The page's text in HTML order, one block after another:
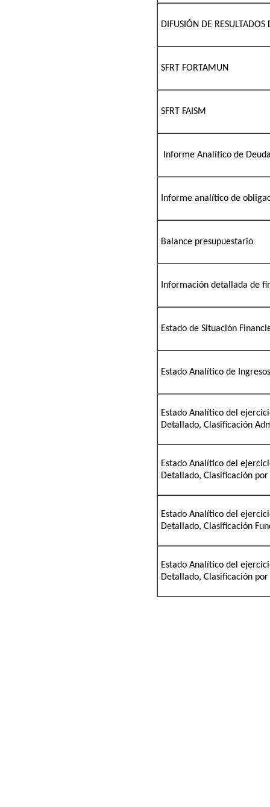
DIFUSIÓN DE RESULTADOS
SFRT FORTAMUN
SFRT FAISM
Informe Analítico de
Informe analítico de
Balance presupuestario
Información detallada de
Estado de Situación
Estado Analítico de
Estado Analítico del
Detallado, Clasificación
Estado Analítico del
Detallado, Clasificación
Estado Analítico del
Detallado, Clasificación
Estado Analítico del
Detallado, Clasificación